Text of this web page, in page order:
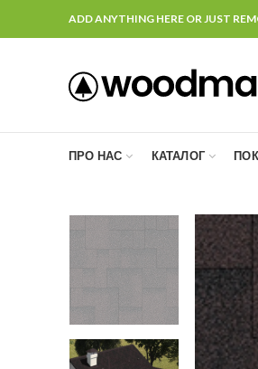
ADD ANYTHING HERE OR JUST
ПРО НАС КАТАЛОГ